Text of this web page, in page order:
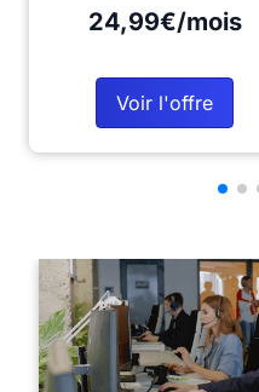
24,99€/mois
Voir l'offre